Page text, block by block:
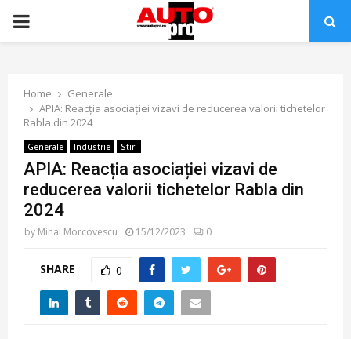
PRIMARY
Home
Generale
APIA: Reacția asociației vizavi de reducerea valorii tichetelor
Rabla din 2024
Generale Industrie Stiri
APIA: Reacția asociației vizavi de
reducerea valorii tichetelor Rabla din
2024
by Mihai Morcovescu 15/12/2023 0
SHARE 0